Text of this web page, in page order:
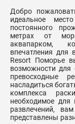
Добро
идеальное
постоянного
метрах от
аквапарком,
впечатления
Resort Поморье
возможности для
превосходные
насладиться
комплекса
необходимое
развлечений,
представлены